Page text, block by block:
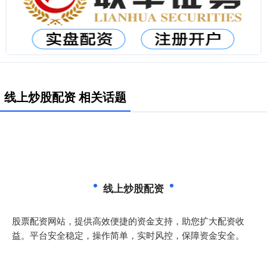
线上炒股配资 相关话题
线上炒股配资
股票配资网站，提供高效便捷的资金支持，助您扩大配资收
益。平台安全稳定，操作简单，实时风控，保障资金安全。